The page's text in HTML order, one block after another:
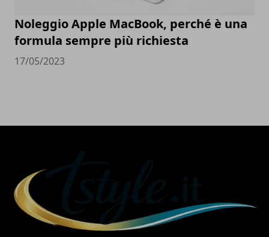
Noleggio Apple MacBook, perché è una
formula sempre più richiesta
17/05/2023